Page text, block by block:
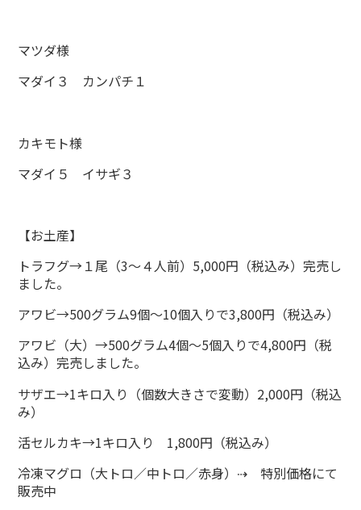
マツダ様
マダイ３ カンパチ１
カキモト様
マダイ５ イサギ３
【お土産】
トラフグ→１尾（3～４人前）5,000円（税込み）完売し
ました。
アワビ→500グラム9個～10個入りで3,800円（税込み）
アワビ（大）→500グラム4個～5個入りで4,800円（税
込み）完売しました。
サザエ→1キロ入り（個数大きさで変動）2,000円（税込
み）
活セルカキ→1キロ入り 1,800円（税込み）
冷凍マグロ（大トロ／中トロ／赤身）⇢ 特別価格にて
販売中